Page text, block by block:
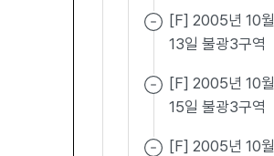
[F] 2005년 10월
13일 불광3구역
[F] 2005년 10월
15일 불광3구역
[F] 2005년 10월